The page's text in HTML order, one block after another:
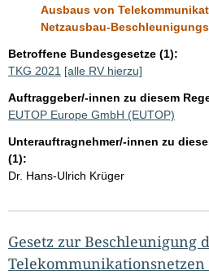
Ausbaus von
Netzausbau-
Betroffene Bundesgesetze (1):
TKG 2021 [alle RV hierzu]
Auftraggeber/-innen zu diesem
EUTOP Europe GmbH (EUTOP)
Unterauftragnehmer/-innen zu
(1):
Dr. Hans-Ulrich Krüger
Gesetz zur Beschleunigung
Telekommunikationsnetzen